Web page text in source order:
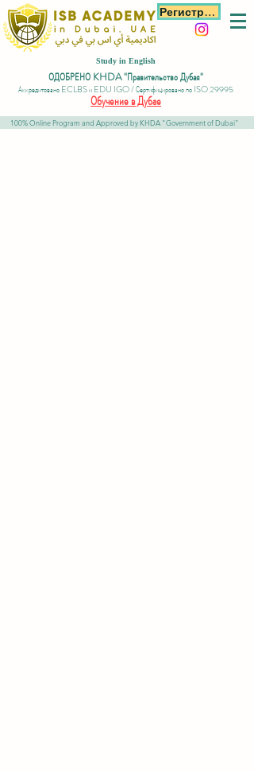
Регистрация
Study in English
ОДОБРЕНО KHDA "Правительство Дубая"
Аккредитовано ECLBS и EDU IGO / Сертифицировано по ISO 29995
Обучение в Дубае
100% Online Program and Approved by KHDA "Government of Dubai"